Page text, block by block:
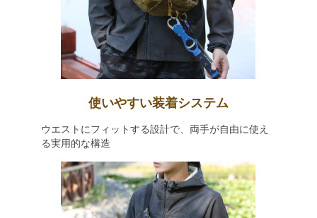
使いやすい装着システム
ウエストにフィットする設計で、両手が自由に使え
る実用的な構造